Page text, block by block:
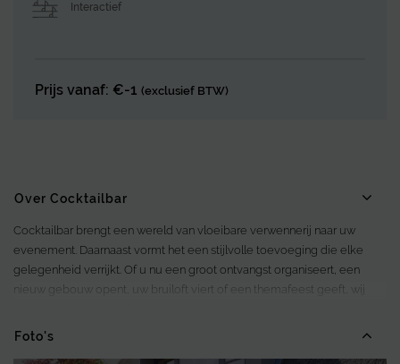
Interactief
Prijs vanaf: €-1 (exclusief BTW)
Over Cocktailbar
Cocktailbar brengt een wereld van vloeibare verwennerij naar uw
evenement. Daarnaast vormt het een stijlvolle toevoeging die elke
gelegenheid verrijkt. Of u nu een groot ontvangst organiseert, een
nieuw gebouw opent, uw bruiloft viert of een themafeest geeft, wij
Met onze cocktailbars en een team van ervaren bartenders brengen wij
Foto's